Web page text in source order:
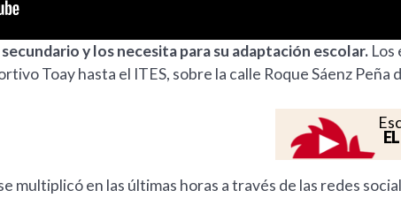
y los necesita para su adaptación escolar. Los
Toay hasta el ITES, sobre la calle Roque Sáenz Peña
multiplicó en las últimas horas a través de las redes